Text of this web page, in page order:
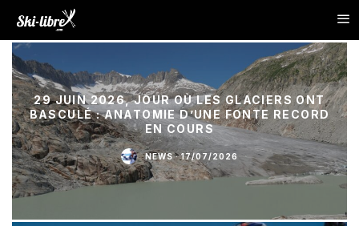
29 JUIN 2026, JOUR OÙ LES GLACIERS ONT
BASCULÉ : ANATOMIE D’UNE FONTE RECORD
EN COURS
NEWS · 17/07/2026